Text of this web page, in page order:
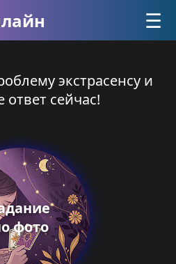
☰
экстрасенсу и
ответ сейчас!
фото